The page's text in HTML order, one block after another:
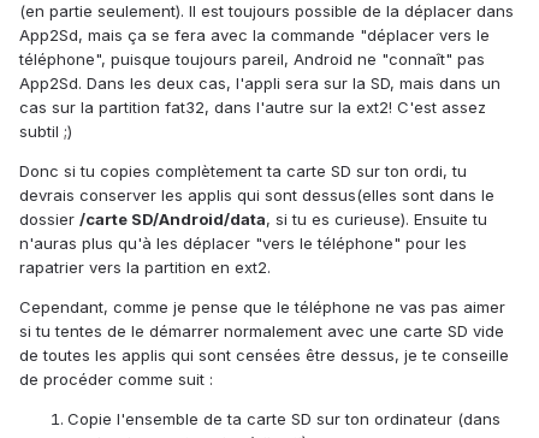
(en partie seulement). Il est toujours possible de la déplacer dans
App2Sd, mais ça se fera avec la commande "déplacer vers le
téléphone", puisque toujours pareil, Android ne "connaît" pas
App2Sd. Dans les deux cas, l'appli sera sur la SD, mais dans un
cas sur la partition fat32, dans l'autre sur la ext2! C'est assez
subtil ;)
Donc si tu copies complètement ta carte SD sur ton ordi, tu
devrais conserver les applis qui sont dessus(elles sont dans le
dossier /carte SD/Android/data, si tu es curieuse). Ensuite tu
n'auras plus qu'à les déplacer "vers le téléphone" pour les
rapatrier vers la partition en ext2.
Cependant, comme je pense que le téléphone ne vas pas aimer
si tu tentes de le démarrer normalement avec une carte SD vide
de toutes les applis qui sont censées être dessus, je te conseille
de procéder comme suit :
Copie l'ensemble de ta carte SD sur ton ordinateur (dans